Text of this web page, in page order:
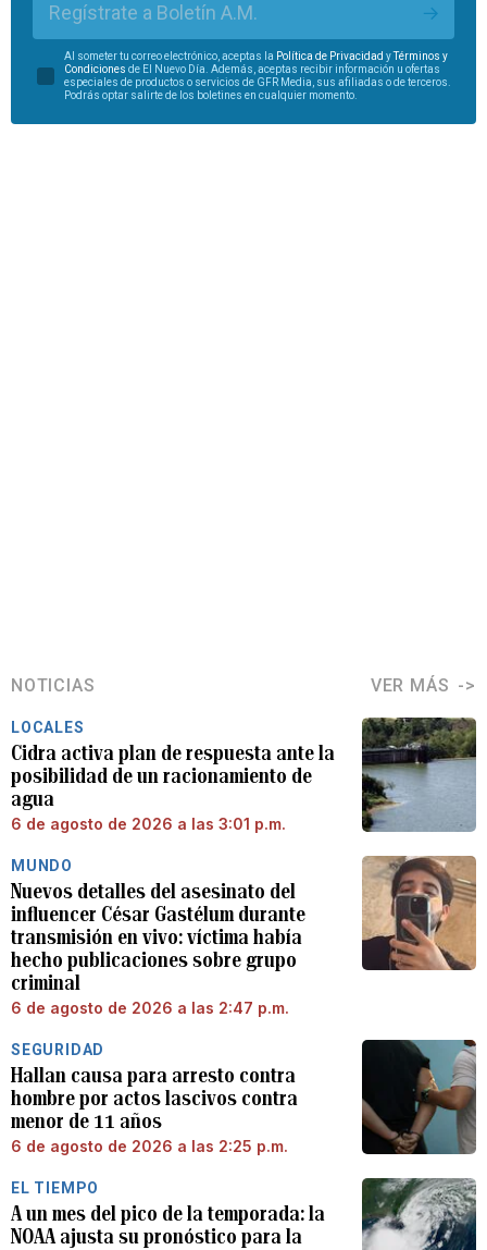
Regístrate a Boletín A.M.
Al someter tu correo electrónico, aceptas la Política de Privacidad yTérminos y
Condiciones de El Nuevo Día. Además, aceptas recibir información u ofertas
especiales de productos o servicios de GFR Media, sus afiliadas o de terceros.
Podrás optar salirte de los boletines en cualquier momento.
NOTICIAS VER MÁS
LOCALES
Cidra activa plan de respuesta ante la
posibilidad de un racionamiento de
agua
6 de agosto de 2026 a las 3:01 p.m.
MUNDO
Nuevos detalles del asesinato del
influencer César Gastélum durante
transmisión en vivo: víctima había
hecho publicaciones sobre grupo
criminal
6 de agosto de 2026 a las 2:47 p.m.
SEGURIDAD
Hallan causa para arresto contra
hombre por actos lascivos contra
menor de 11 años
6 de agosto de 2026 a las 2:25 p.m.
EL TIEMPO
A un mes del pico de la temporada: la
NOAA ajusta su pronóstico para la